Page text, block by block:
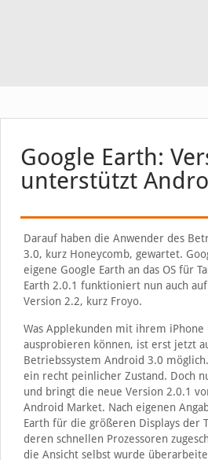
Google Earth:
unterstützt
Darauf haben die Anwender des
3.0, kurz Honeycomb, gewartet.
eigene Google Earth an das OS für
Earth 2.0.1 funktioniert nun auch
Version 2.2, kurz Froyo.
Was Applekunden mit ihrem iPhone
ausprobieren können, ist erst jetzt
Betriebssystem Android 3.0
ein recht peinlicher Zustand. Doch
und bringt die neue Version 2.0.1
Android Market. Nach eigenen
Earth für die größeren Displays der
deren schnellen Prozessoren
die Ansicht selbst wurde